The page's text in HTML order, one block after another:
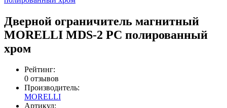
Дверной ограничитель магнитный
MORELLI MDS-2 PC полированный
хром
Рейтинг:
0 отзывов
Производитель:
MORELLI
Артикул: